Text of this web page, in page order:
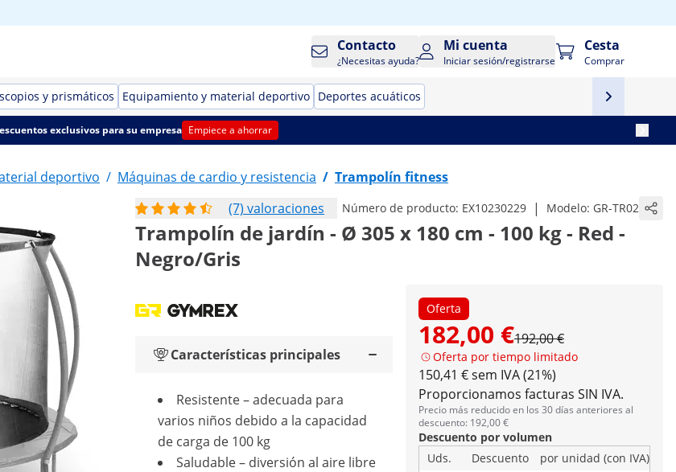
Contacto
¿Necesitas ayuda?
Mi cuenta
Iniciar sesión/registrarse
Cesta
Comprar
y prismáticos Equipamiento y material deportivo Deportes acuáticos
exclusivos para su empresa Empiece a ahorrar
deportivo / Máquinas de cardio y resistencia / Trampolín fitness
(7) valoraciones
Número de producto: EX10230229 | Modelo: GR-TR02
Trampolín de jardín - Ø 305 x 180 cm - 100 kg - Red -
Negro/Gris
Oferta
182,00 €192,00 €
Oferta por tiempo limitado
150,41 € sem IVA (21%)
Proporcionamos facturas SIN IVA.
Precio más reducido en los 30 días anteriores al
descuento: 192,00 €
Descuento por volumen
Uds.
Descuento
por unidad (con IVA)
Características principales
Resistente – adecuada para
varios niños debido a la capacidad
de carga de 100 kg
Saludable – diversión al aire libre